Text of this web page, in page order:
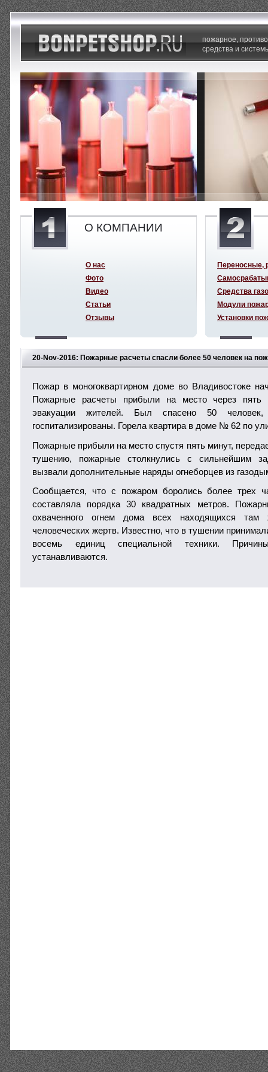
20-Nov-2016: Пожарные расчеты спасли более 50 человек на
Пожар в моногоквартирном доме во Владивостоке
Пожарные расчеты прибыли на место через пять
эвакуации жителей. Был спасено 50
госпитализированы. Горела квартира в доме № 62 по
Пожарные прибыли на место спустя пять минут,
тушению, пожарные столкнулись с сильнейшим
вызвали дополнительные наряды огнеборцев из
Сообщается, что с пожаром боролись более трех
составляла порядка 30 квадратных метров.
охваченного огнем дома всех находящихся там
человеческих жертв. Известно, что в тушении
восемь единиц специальной техники.
устанавливаются.
пожарное,
средства и
О КОМПАНИИ
О нас
Фото
Видео
Статьи
Отзывы
Переносные,
Средства
Модули
Установки